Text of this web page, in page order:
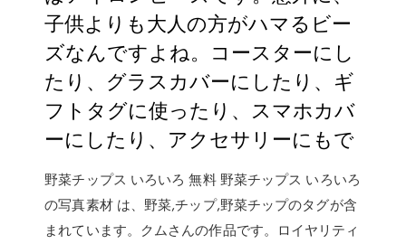
子供よりも大人の方がハマるビー
ズなんですよね。コースターにし
たり、グラスカバーにしたり、ギ
フトタグに使ったり、スマホカバ
ーにしたり、アクセサリーにもで
野菜チップス いろいろ 無料 野菜チップス いろいろ
の写真素材 は、野菜,チップ,野菜チップのタグが含
まれています。クムさんの作品です。ロイヤリティ